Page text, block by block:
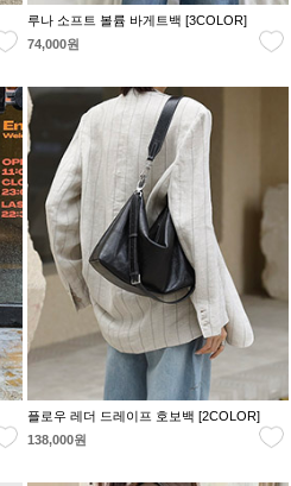
루나 소프트 볼륨 바게트백 [3COLOR]
74,000원
플로우 레더 드레이프 호보백 [2COLOR]
138,000원